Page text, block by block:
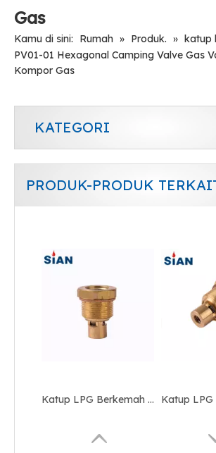
Gas
Kamu di sini: Rumah » Produk. » katup
PV01-01 Hexagonal Camping Valve Gas
Kompor Gas
KATEGORI
PRODUK-PRODUK
Katup LPG Berkemah Tembaga Portabel
Katup LPG Berkemah Paduan Tembaga Keselamatan